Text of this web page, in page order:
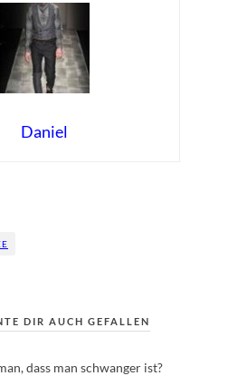
Daniel
DIR AUCH GEFALLEN
dass man schwanger ist?